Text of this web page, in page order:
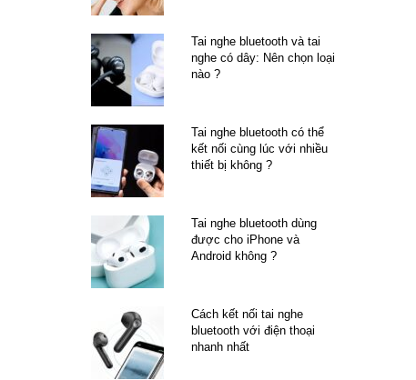
Tai nghe bluetooth và tai
nghe có dây: Nên chọn loại
nào ?
Tai nghe bluetooth có thể
kết nối cùng lúc với nhiều
thiết bị không ?
Tai nghe bluetooth dùng
được cho iPhone và
Android không ?
Cách kết nối tai nghe
bluetooth với điện thoại
nhanh nhất